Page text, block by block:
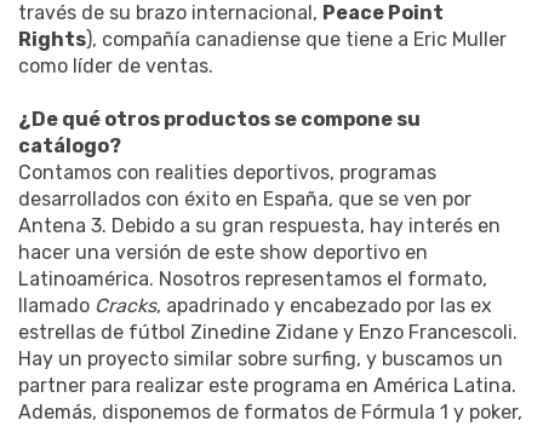
través de su brazo internacional, Peace Point
Rights), compañía canadiense que tiene a Eric Muller
como líder de ventas.
¿De qué otros productos se compone su
catálogo?
Contamos con realities deportivos, programas
desarrollados con éxito en España, que se ven por
Antena 3. Debido a su gran respuesta, hay interés en
hacer una versión de este show deportivo en
Latinoamérica. Nosotros representamos el formato,
llamado Cracks, apadrinado y encabezado por las ex
estrellas de fútbol Zinedine Zidane y Enzo Francescoli.
Hay un proyecto similar sobre surfing, y buscamos un
partner para realizar este programa en América Latina.
Además, disponemos de formatos de Fórmula 1 y poker,